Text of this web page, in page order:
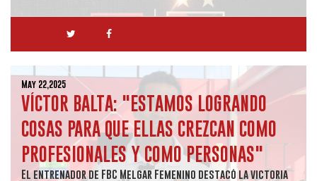
May 22,2025
VÍCTOR BALTA: "ESTAMOS LOGRANDO
COSAS PARA QUE ELLAS CREZCAN COMO
PROFESIONALES Y COMO PERSONAS"
El entrenador de FBC Melgar Femenino destacó la victoria